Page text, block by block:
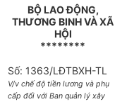
BỘ LAO ĐỘNG,
THƯƠNG BINH VÀ XÃ
HỘI
********
Số: 1363/LĐTBXH-TL
V/v chế độ tiền lương và phụ
cấp đối với Ban quản lý xây